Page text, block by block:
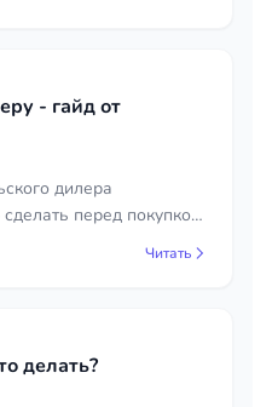
- гайд от
дилера
перед покупкой
получить ремонт
Читать
делать?